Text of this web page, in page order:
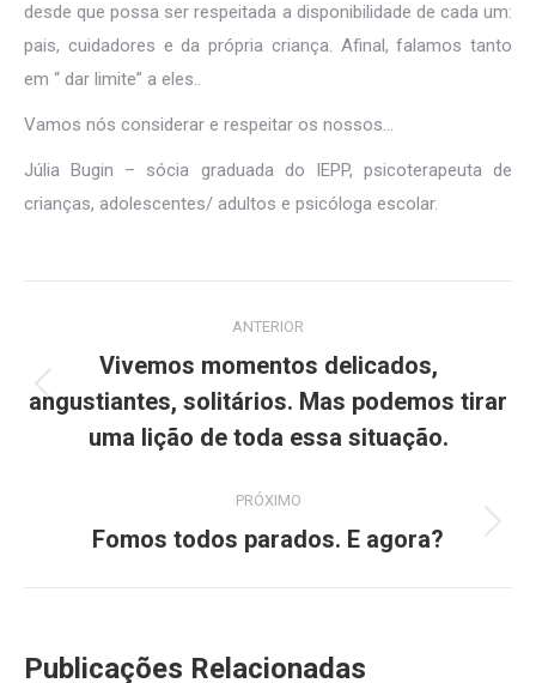
desde que possa ser respeitada a disponibilidade de cada um:
pais, cuidadores e da própria criança. Afinal, falamos tanto
em “ dar limite” a eles..
Vamos nós considerar e respeitar os nossos…
Júlia Bugin – sócia graduada do IEPP, psicoterapeuta de
crianças, adolescentes/ adultos e psicóloga escolar.
de
post:
ANTERIOR
Post
anterior:
Vivemos momentos delicados,
angustiantes, solitários. Mas podemos tirar
uma lição de toda essa situação.
PRÓXIMO
Próximo
Fomos todos parados. E agora?
Publicações Relacionadas